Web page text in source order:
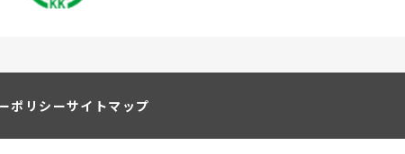
ポリシーサイトマップ